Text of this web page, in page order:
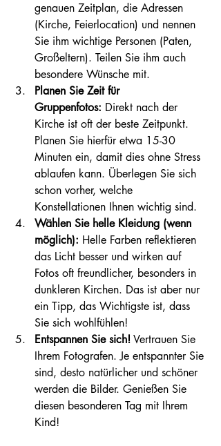
genauen Zeitplan, die Adressen
(Kirche, Feierlocation) und nennen
Sie ihm wichtige Personen (Paten,
Großeltern). Teilen Sie ihm auch
besondere Wünsche mit.
Planen Sie Zeit für
Gruppenfotos: Direkt nach der
Kirche ist oft der beste Zeitpunkt.
Planen Sie hierfür etwa 15-30
Minuten ein, damit dies ohne Stress
ablaufen kann. Überlegen Sie sich
schon vorher, welche
Konstellationen Ihnen wichtig sind.
Wählen Sie helle Kleidung (wenn
möglich): Helle Farben reflektieren
das Licht besser und wirken auf
Fotos oft freundlicher, besonders in
dunkleren Kirchen. Das ist aber nur
ein Tipp, das Wichtigste ist, dass
Sie sich wohlfühlen!
Entspannen Sie sich! Vertrauen Sie
Ihrem Fotografen. Je entspannter Sie
sind, desto natürlicher und schöner
werden die Bilder. Genießen Sie
diesen besonderen Tag mit Ihrem
Kind!